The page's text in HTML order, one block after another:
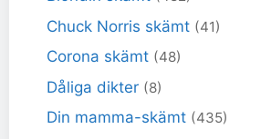
Chuck Norris skämt (41)
Corona skämt (48)
Dåliga dikter (8)
Din mamma-skämt (435)